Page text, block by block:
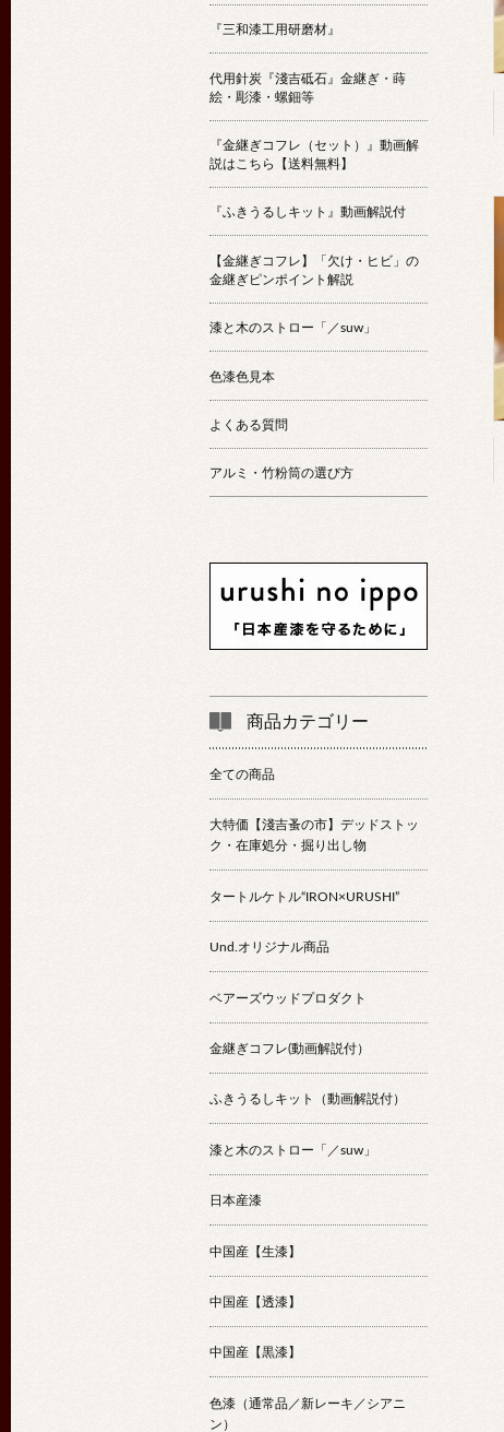
『三和漆工用研磨材』
代用針炭『淺吉砥石』金継ぎ・蒔
絵・彫漆・螺鈿等
『金継ぎコフレ（セット）』動画解
説はこちら【送料無料】
『ふきうるしキット』動画解説付
【金継ぎコフレ】「欠け・ヒビ」の
金継ぎピンポイント解説
漆と木のストロー「／suw」
色漆色見本
よくある質問
アルミ・竹粉筒の選び方
商品カテゴリー
全ての商品
大特価【淺吉蚤の市】デッドストッ
ク・在庫処分・掘り出し物
タートルケトル“IRON×URUSHI”
Und.オリジナル商品
ベアーズウッドプロダクト
金継ぎコフレ(動画解説付）
ふきうるしキット（動画解説付）
漆と木のストロー「／suw」
日本産漆
中国産【生漆】
中国産【透漆】
中国産【黒漆】
色漆（通常品／新レーキ／シアニ
ン）